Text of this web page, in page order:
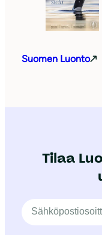
Suomen Luonto
Tilaa